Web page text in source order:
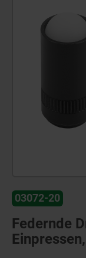
03072-20
Federnde